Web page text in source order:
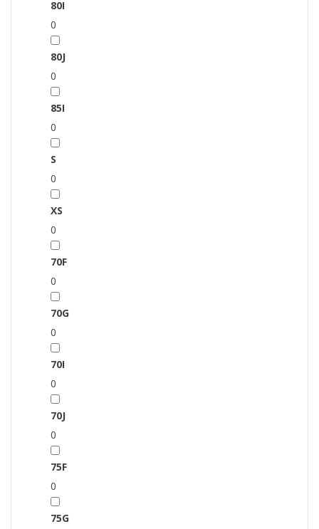
80I
0
80J
0
85I
0
S
0
XS
0
70F
0
70G
0
70I
0
70J
0
75F
0
75G